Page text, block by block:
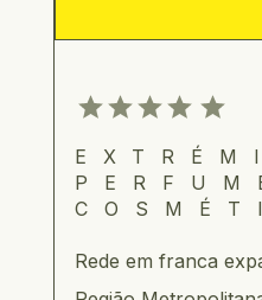
Rede em franca